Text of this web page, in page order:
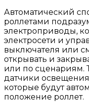
Автоматический
роллетами
электроприводы,
электросети и
выключателя или
открывать и
или по сценариям.
датчики
которые будут
положение роллет.